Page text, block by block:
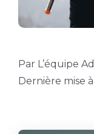
Par L’équipe
Dernière mise